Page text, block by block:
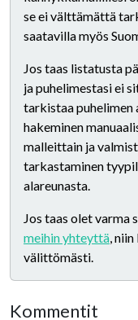
se ei välttämättä
saatavilla myös
Jos taas listatusta
ja puhelimestasi ei
tarkistaa puhelimen
hakeminen
malleittain ja
tarkastaminen
alareunasta.
Jos taas olet varma
meihin yhteyttä,
välittömästi.
Kommentit